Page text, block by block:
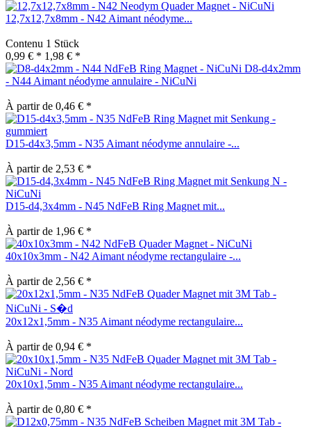
12,7x12,7x8mm - N42 Aimant néodyme...
Contenu 1 Stück
0,99 € * 1,98 € *
D8-d4x2mm
- N44 Aimant néodyme annulaire - NiCuNi
À partir de 0,46 € *
D15-d4x3,5mm - N35 Aimant néodyme annulaire -...
À partir de 2,53 € *
D15-d4,3x4mm - N45 NdFeB Ring Magnet mit...
À partir de 1,96 € *
40x10x3mm - N42 Aimant néodyme rectangulaire -...
À partir de 2,56 € *
20x12x1,5mm - N35 Aimant néodyme rectangulaire...
À partir de 0,94 € *
20x10x1,5mm - N35 Aimant néodyme rectangulaire...
À partir de 0,80 € *